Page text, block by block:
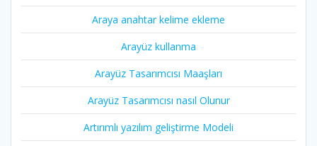
Araya anahtar kelime ekleme
Arayüz kullanma
Arayüz Tasarımcısı Maaşları
Arayüz Tasarımcısı nasıl Olunur
Artırımlı yazılım geliştirme Modeli